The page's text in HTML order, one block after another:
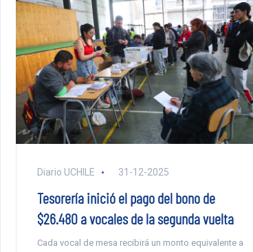
Diario UCHILE 31-12-2025
Tesorería inició el pago del bono de
$26.480 a vocales de la segunda vuelta
Cada vocal de mesa recibirá un monto equivalente a